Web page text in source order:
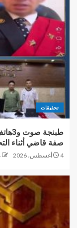
تحقيقات
صفة قاضي أثناء
4 أغسطس، 2026